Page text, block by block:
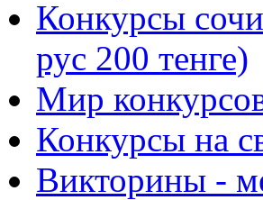
Конкурсы
рус 200 тенге)
Мир
Конкурсы на
Викторины -